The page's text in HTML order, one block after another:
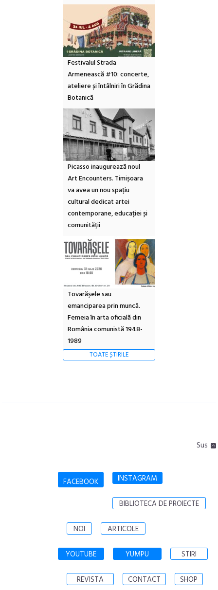
Festivalul Strada
Armenească #10: concerte,
ateliere și întâlniri în Grădina
Botanică
Picasso inaugurează noul
Art Encounters. Timișoara
va avea un nou spațiu
cultural dedicat artei
contemporane, educației și
comunității
Tovarășele sau
emanciparea prin muncă.
Femeia în arta oficială din
România comunistă 1948-
1989
TOATE ȘTIRILE
Sus
FACEBOOK INSTAGRAM
BIBLIOTECA DE PROIECTE
NOI ARTICOLE
YOUTUBE YUMPU STIRI
REVISTA CONTACT SHOP